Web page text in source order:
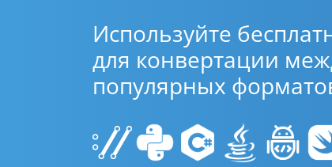
Используйте
для конвертации
популярных